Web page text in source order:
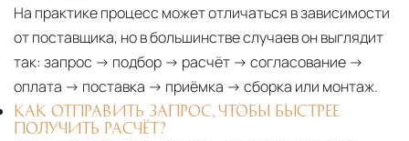
На практике процесс может отличаться в зависимости
от поставщика, но в большинстве случаев он выглядит
так: запрос → подбор → расчёт → согласование →
оплата → поставка → приёмка → сборка или монтаж.
КАК ОТПРАВИТЬ ЗАПРОС, ЧТОБЫ БЫСТРЕЕ
ПОЛУЧИТЬ РАСЧЁТ?